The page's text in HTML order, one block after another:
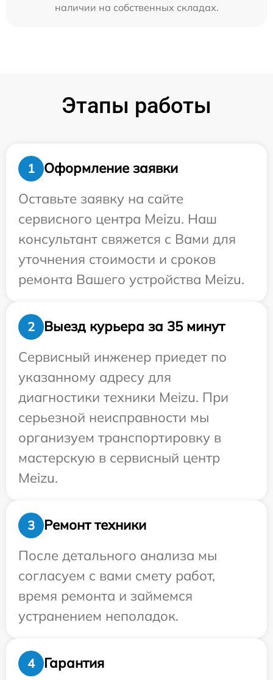
наличии на собственных складах.
Этапы работы
1
Оформление заявки
Оставьте заявку на сайте
сервисного центра Meizu. Наш
консультант свяжется с Вами для
уточнения стоимости и сроков
ремонта Вашего устройства Meizu.
2
Выезд курьера за 35 минут
Сервисный инженер приедет по
указанному адресу для
диагностики техники Meizu. При
серьезной неисправности мы
организуем транспортировку в
мастерскую в сервисный центр
Meizu.
3
Ремонт техники
После детального анализа мы
согласуем с вами смету работ,
время ремонта и займемся
устранением неполадок.
4 Гарантия